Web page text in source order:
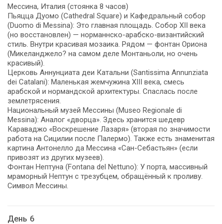
Мессина, Италия (стоянка 8 часов)
Пьяцца Дуомо (Cathedral Square) и Кафедральный собор
(Duomo di Messina): Это главная площадь. Собор XII века
(но восстановлен) — норманнско-арабско-византийский
стиль. Внутри красивая мозаика. Рядом — фонтан Ориона
(Микеланджело? на самом деле Монтаньоли, но очень
красивый).
Церковь Аннунциата деи Катальни (Santissima Annunziata
dei Catalani): Маленькая жемчужина XIII века, смесь
арабской и нормандской архитектуры. Спаслась после
землетрясения.
Национальный музей Мессины (Museo Regionale di
Messina): Аналог «дворца». Здесь хранится шедевр
Караваджо «Воскрешение Лазаря» (вторая по значимости
работа на Сицилии после Палермо). Также есть знаменитая
картина Антонелло да Мессина «Сан-Себастьян» (если
привозят из других музеев).
Фонтан Нептуна (Fontana del Nettuno): У порта, массивный
мраморный Нептун с трезубцем, обращённый к проливу.
Символ Мессины.
День 6